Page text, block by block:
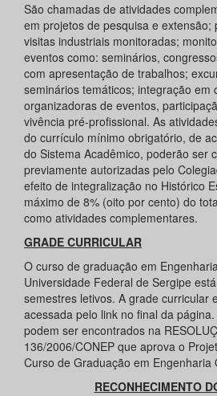
São chamadas de atividades
em projetos de pesquisa e extensão;
visitas industriais monitoradas;
eventos como: seminários,
com apresentação de trabalhos;
seminários temáticos; integração em
organizadoras de eventos,
vivência pré-profissional. As
do currículo mínimo obrigatório, de
do Sistema Acadêmico, poderão ser
previamente autorizadas pelo
efeito de integralização no Histórico
máximo de 8% (oito por cento) do
como atividades complementares.
GRADE CURRICULAR
O curso de graduação em
Universidade Federal de Sergipe
semestres letivos. A grade curricular
acessada pelo link no final da
podem ser encontrados na
136/2006/CONEP que aprova o
Curso de Graduação em Engenharia
RECONHECIMENTO